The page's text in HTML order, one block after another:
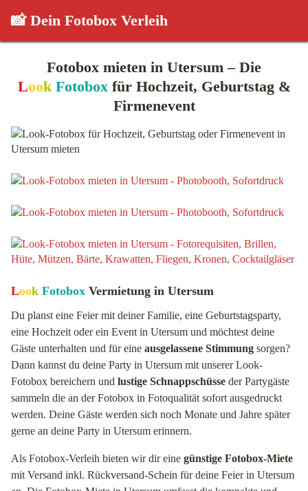
📸 Dein Fotobox Verleih
Fotobox mieten in Utersum – Die
Look Fotoboxfür Hochzeit, Geburtstag &
Firmenevent
Look Fotobox Vermietung in Utersum
Du planst eine Feier mit deiner Familie, eine Geburtstagsparty,
eine Hochzeit oder ein Event in Utersum und möchtest deine
Gäste unterhalten und für eine ausgelassene Stimmung sorgen?
Dann kannst du deine Party in Utersum mit unserer Look-
Fotobox bereichern und lustige Schnappschüsse der Partygäste
sammeln die an der Fotobox in Fotoqualität sofort ausgedruckt
werden. Deine Gäste werden sich noch Monate und Jahre später
gerne an deine Party in Utersum erinnern.
Als Fotobox-Verleih bieten wir dir eine günstige Fotobox-Miete
mit Versand inkl. Rückversand-Schein für deine Feier in Utersum